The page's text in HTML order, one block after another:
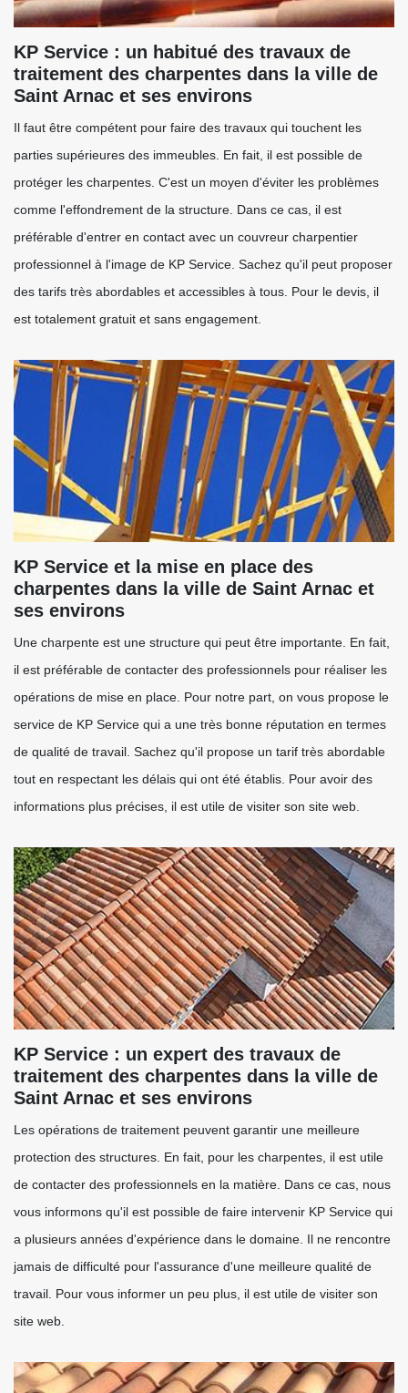
KP Service : un habitué des travaux de
traitement des charpentes dans la ville de
Saint Arnac et ses environs
Il faut être compétent pour faire des travaux qui touchent les
parties supérieures des immeubles. En fait, il est possible de
protéger les charpentes. C'est un moyen d'éviter les problèmes
comme l'effondrement de la structure. Dans ce cas, il est
préférable d'entrer en contact avec un couvreur charpentier
professionnel à l'image de KP Service. Sachez qu'il peut proposer
des tarifs très abordables et accessibles à tous. Pour le devis, il
est totalement gratuit et sans engagement.
KP Service et la mise en place des
charpentes dans la ville de Saint Arnac et
ses environs
Une charpente est une structure qui peut être importante. En fait,
il est préférable de contacter des professionnels pour réaliser les
opérations de mise en place. Pour notre part, on vous propose le
service de KP Service qui a une très bonne réputation en termes
de qualité de travail. Sachez qu'il propose un tarif très abordable
tout en respectant les délais qui ont été établis. Pour avoir des
informations plus précises, il est utile de visiter son site web.
KP Service : un expert des travaux de
traitement des charpentes dans la ville de
Saint Arnac et ses environs
Les opérations de traitement peuvent garantir une meilleure
protection des structures. En fait, pour les charpentes, il est utile
de contacter des professionnels en la matière. Dans ce cas, nous
vous informons qu'il est possible de faire intervenir KP Service qui
a plusieurs années d'expérience dans le domaine. Il ne rencontre
jamais de difficulté pour l'assurance d'une meilleure qualité de
travail. Pour vous informer un peu plus, il est utile de visiter son
site web.